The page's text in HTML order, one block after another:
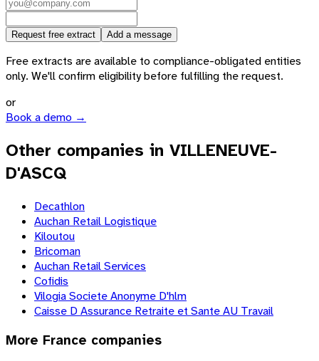
Request free extract Add a message
Free extracts are available to compliance-obligated entities
only. We'll confirm eligibility before fulfilling the request.
or
Book a demo →
Other companies in VILLENEUVE-
D'ASCQ
Decathlon
Auchan Retail Logistique
Kiloutou
Bricoman
Auchan Retail Services
Cofidis
Vilogia Societe Anonyme D'hlm
Caisse D Assurance Retraite et Sante AU Travail
More France companies